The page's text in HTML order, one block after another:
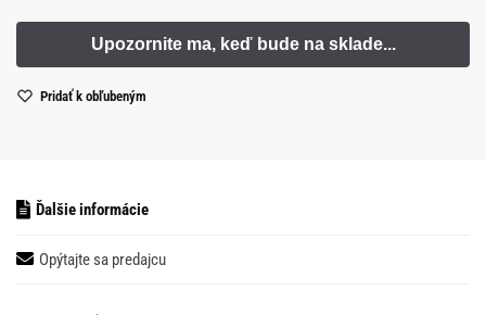
Pridať k obľubeným
Ďalšie informácie
Opýtajte sa predajcu